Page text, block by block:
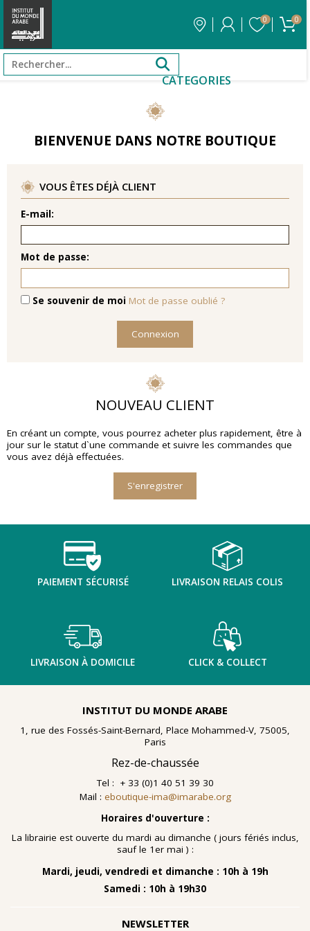
0 0
CATEGORIES
BIENVENUE DANS NOTRE BOUTIQUE
NOUVEAU CLIENT
En créant un compte, vous pourrez acheter plus rapidement, être à
jour sur le statut d`une commande et suivre les commandes que
vous avez déjà effectuées.
S'enregistrer
VOUS ÊTES DÉJÀ CLIENT
E-mail:
Mot de passe:
Se souvenir de moi Mot de passe oublié ?
Connexion
PAIEMENT SÉCURISÉ LIVRAISON RELAIS COLIS
LIVRAISON À DOMICILE CLICK & COLLECT
INSTITUT DU MONDE ARABE
1, rue des Fossés-Saint-Bernard, Place Mohammed-V, 75005,
Paris
Rez-de-chaussée
Tel : + 33 (0)1 40 51 39 30
Mail :eboutique-ima@imarabe.org
Horaires d'ouverture :
La librairie est ouverte du mardi au dimanche ( jours fériés inclus,
sauf le 1er mai ) :
Mardi, jeudi, vendredi et dimanche : 10h à 19h
Samedi : 10h à 19h30
NEWSLETTER